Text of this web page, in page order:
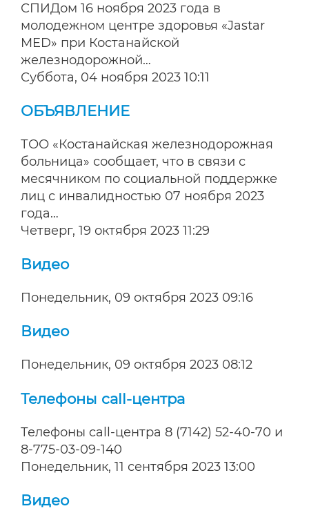
СПИДом 16 ноября 2023 года в
молодежном центре здоровья «Jastar
MED» при Костанайской
железнодорожной…
Суббота, 04 ноября 2023 10:11
ОБЪЯВЛЕНИЕ
ТОО «Костанайская железнодорожная
больница» сообщает, что в связи с
месячником по социальной поддержке
лиц с инвалидностью 07 ноября 2023
года…
Четверг, 19 октября 2023 11:29
Видео
Понедельник, 09 октября 2023 09:16
Видео
Понедельник, 09 октября 2023 08:12
Телефоны call-центра
Телефоны call-центра 8 (7142) 52-40-70 и
8-775-03-09-140
Понедельник, 11 сентября 2023 13:00
Видео